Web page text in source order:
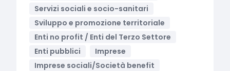
Servizi sociali e socio-sanitari
Sviluppo e promozione territoriale
Enti no profit / Enti del Terzo Settore
Enti pubblici
Imprese
Imprese sociali/Società benefit